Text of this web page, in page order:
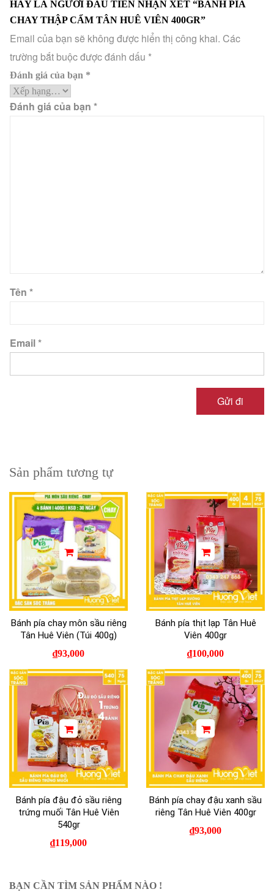
BẠN CẦN TÌM SẢN PHẨM NÀO !
HÃY LÀ NGƯỜI ĐẦU TIÊN NHẬN XÉT “BÁNH PÍA
CHAY THẬP CẨM TÂN HUÊ VIÊN 400GR”
Email của bạn sẽ không được hiển thị công khai. Các
trường bắt buộc được đánh dấu *
Đánh giá của bạn *
Đánh giá của bạn *
Tên *
Email*
Sản phẩm tương tự
Bánh pía chay môn sầu riêng
Tân Huê Viên (Túi 400g)
₫93,000
Bánh pía thịt lạp Tân Huê
Viên 400gr
₫100,000
Bánh pía đậu đỏ sầu riêng
trứng muối Tân Huê Viên
540gr
₫119,000
Bánh pía chay đậu xanh sầu
riêng Tân Huê Viên 400gr
₫93,000